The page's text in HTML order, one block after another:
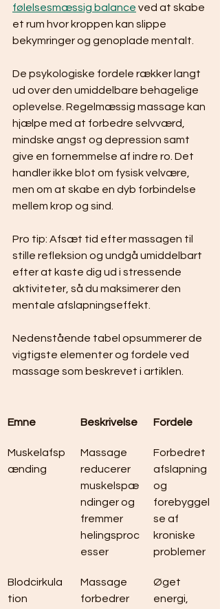
følelsesmæssig balance ved at skabe
et rum hvor kroppen kan slippe
bekymringer og genoplade mentalt.
De psykologiske fordele rækker langt
ud over den umiddelbare behagelige
oplevelse. Regelmæssig massage kan
hjælpe med at forbedre selvværd,
mindske angst og depression samt
give en fornemmelse af indre ro. Det
handler ikke blot om fysisk velvære,
men om at skabe en dyb forbindelse
mellem krop og sind.
Pro tip: Afsæt tid efter massagen til
stille refleksion og undgå umiddelbart
efter at kaste dig ud i stressende
aktiviteter, så du maksimerer den
mentale afslapningseffekt.
Nedenstående tabel opsummerer de
vigtigste elementer og fordele ved
massage som beskrevet i artiklen.
Emne Beskrivelse Fordele
Muskelafsp
ænding
Massage
reducerer
muskelspæ
ndinger og
fremmer
helingsproc
esser
Forbedret
afslapning
og
forebyggel
se af
kroniske
problemer
Blodcirkula
tion
Massage
forbedrer
Øget
energi,